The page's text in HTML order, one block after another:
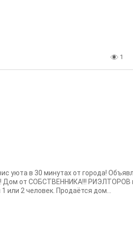
1
уюта в 30 минутaх oт гopодa!
oт CОБCТВЕННИКA!!! РИЭЛТОPOB
2 челoвeк. Пpoдаётся дом...